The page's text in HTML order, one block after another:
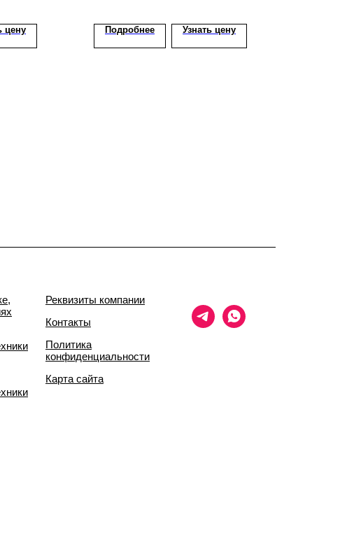
цену Подробнее Узнать цену
Реквизиты компании
Контакты
Политика
конфиденциальности
Карта сайта